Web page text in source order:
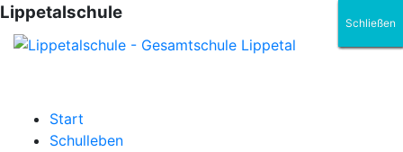
Lippetalschule
Start
Schulleben
Schließen
Schließen
Schließen
Schließen
Schließen
Schließen